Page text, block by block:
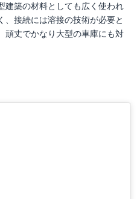
建築の材料としても広く使われ
、接続には溶接の技術が必要と
頑丈でかなり大型の車庫にも対